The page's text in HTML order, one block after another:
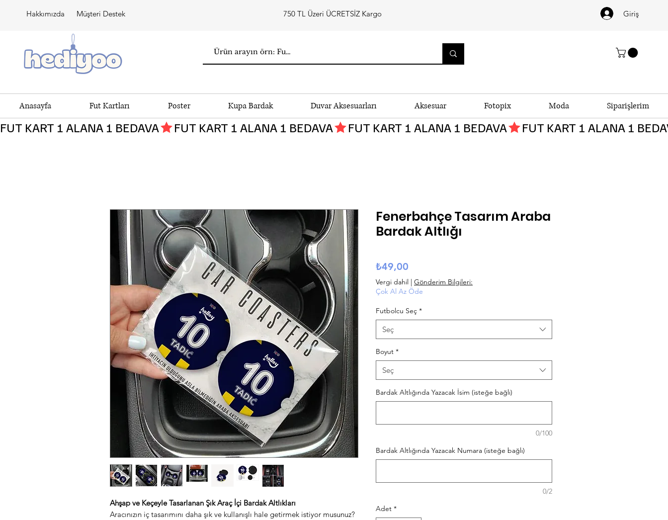
Hakkımızda Müşteri Destek 750 TL Üzeri ÜCRETSİZ Kargo Giriş
Anasayfa Fut Kartları Poster Kupa Bardak Duvar Aksesuarları Aksesuar Fotopix Moda Siparişlerim
FUT KART 1 ALANA 1 BEDAVA
Ahşap ve Keçeyle Tasarlanan Şık Araç İçi Bardak Altlıkları
Aracınızın iç tasarımını daha şık ve kullanışlı hale getirmek istiyor musunuz?
Fenerbahçe Tasarım Araba
Bardak Altlığı
₺49,00
Vergi dahil | Gönderim Bilgileri:
Çok Al Az Öde
Futbolcu Seç *
Seç
Boyut *
Seç
Bardak Altlığında Yazacak İsim (isteğe bağlı)
0/100
Bardak Altlığında Yazacak Numara (isteğe bağlı)
0/2
Adet *